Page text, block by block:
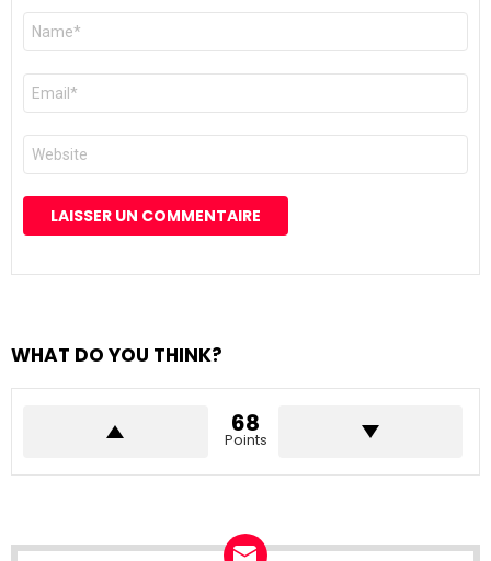
Nom
E-
mail
*
Site
web
WHAT DO YOU THINK?
68
Points